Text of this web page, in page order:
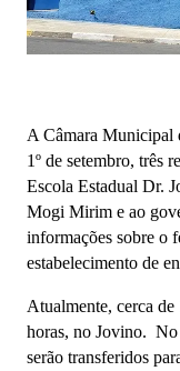
A Câmara Municipal
1º de setembro, três
Escola Estadual Dr.
Mogi Mirim e ao
informações sobre o
estabelecimento de
Atualmente, cerca de
horas, no Jovino. No
serão transferidos